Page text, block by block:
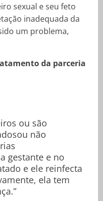
sexual e seu feto
inadequada da
um problema,
da parceria
ou são
não
gestante e no
e ele reinfecta
ela tem